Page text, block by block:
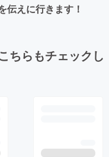
伝えに行きます！
ちらもチェックし